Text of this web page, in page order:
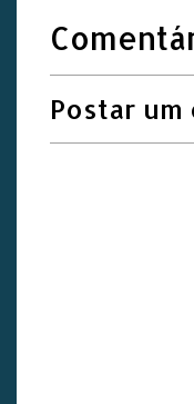
Postar